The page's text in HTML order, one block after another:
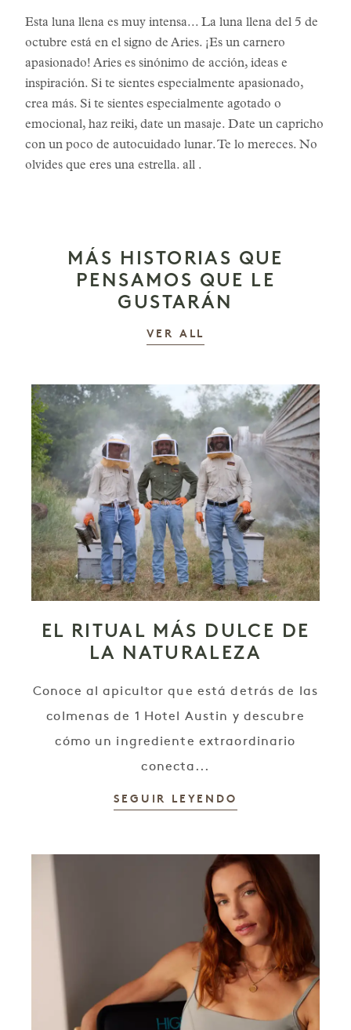
Esta luna llena es muy intensa... La luna llena del 5 de
octubre está en el signo de Aries. ¡Es un carnero
apasionado! Aries es sinónimo de acción, ideas e
inspiración. Si te sientes especialmente apasionado,
crea más. Si te sientes especialmente agotado o
emocional, haz reiki, date un masaje. Date un capricho
con un poco de autocuidado lunar. Te lo mereces. No
olvides que eres una estrella. all .
MÁS HISTORIAS QUE
PENSAMOS QUE LE
GUSTARÁN
VER ALL
EL RITUAL MÁS DULCE DE
LA NATURALEZA
Conoce al apicultor que está detrás de las
colmenas de 1 Hotel Austin y descubre
cómo un ingrediente extraordinario
conecta...
SEGUIR LEYENDO